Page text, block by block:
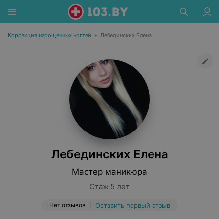
Коррекция нарощенных ногтей • Лебединских Елена
Лебединских Елена
Мастер маникюра
Стаж 5 лет
Нет отзывов Оставить первый отзыв